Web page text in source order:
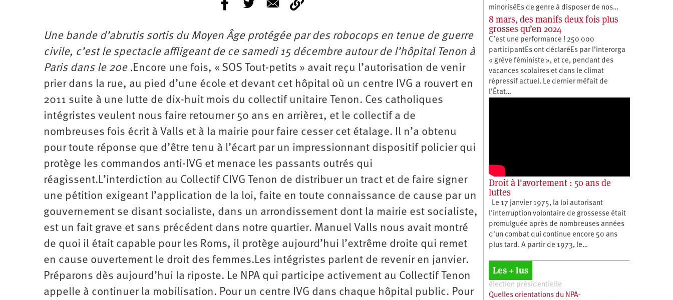
Une bande d’abrutis sortis du Moyen Âge protégée par des robocops en tenue de guerre
civile, c’est le spectacle affligeant de ce samedi 15 décembre autour de l’hôpital Tenon à
Paris dans le 20e .Encore une fois, « SOS Tout-petits » avait reçu l’autorisation de venir
prier dans la rue, au pied d’une école et devant cet hôpital où un centre IVG a rouvert en
2011 suite à une lutte de dix-huit mois du collectif unitaire Tenon. Ces catholiques
intégristes veulent nous faire retourner 50 ans en arrière1, et le collectif a de
nombreuses fois écrit à Valls et à la mairie pour faire cesser cet étalage. Il n’a obtenu
pour toute réponse que d’être tenu à l’écart par un impressionnant dispositif policier qui
protège les commandos anti-IVG et menace les passants outrés qui
réagissent.L’interdiction au Collectif CIVG Tenon de distribuer un tract et de faire signer
une pétition exigeant l’application de la loi, faite en toute connaissance de cause par un
gouvernement se disant socialiste, dans un arrondissement dont la mairie est socialiste,
est un fait grave et sans précédent dans notre quartier. Manuel Valls nous avait montré
de quoi il était capable pour les Roms, il protège aujourd’hui l’extrême droite qui remet
en cause ouvertement le droit des femmes.Les intégristes parlent de revenir en janvier.
Préparons dès aujourd’hui la riposte. Le NPA qui participe activement au Collectif Tenon
appelle à continuer la mobilisation. Pour un centre IVG dans chaque hôpital public. Pour
minoriséEs de genre à disposer de nos…
8 mars, des manifs deux fois plus
grosses qu’en 2024
C’est une performance ! 250 000
participantEs ont déclaréEs par l’interorga
« grève féministe », et ce, pendant des
vacances scolaires et dans le climat
répressif actuel. Le dernier méfait de
l’État…
Droit à l'avortement : 50 ans de
luttes
Le 17 janvier 1975, la loi autorisant
l'interruption volontaire de grossesse était
promulguée après de nombreuses années
d'un combat qui continue encore 50 ans
plus tard. A partir de 1973, le…
Les + lus
élection présidentielle
Quelles orientations du NPA-